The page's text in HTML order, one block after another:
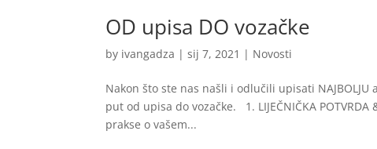
OD upisa DO vozačke
by ivangadza |sij 7, 2021 | Novosti
Nakon što ste nas našli i odlučili upisati
put od upisa do vozačke. 1. LIJEČNIČKA
prakse o vašem...